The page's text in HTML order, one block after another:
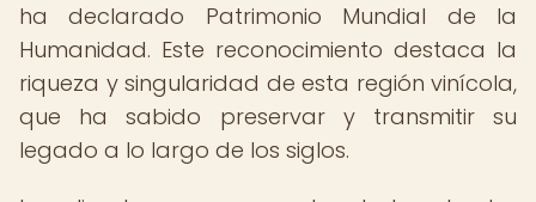
ha declarado Patrimonio Mundial de la
Humanidad. Este reconocimiento destaca la
riqueza y singularidad de esta región vinícola,
que ha sabido preservar y transmitir su
legado a lo largo de los siglos.